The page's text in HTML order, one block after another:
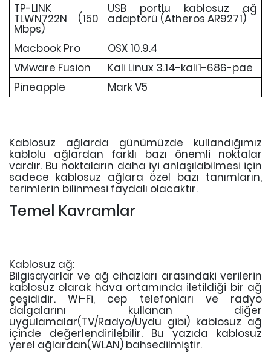
TP-LINK
TLWN722N (150
Mbps)
USB portlu kablosuz ağ
adaptörü (Atheros AR9271)
Macbook Pro
OSX 10.9.4
VMware Fusion
Kali Linux 3.14-kali1-686-pae
Pineapple
Mark V5
Kablosuz ağlarda günümüzde kullandığımız
kablolu ağlardan farklı bazı önemli noktalar
vardır. Bu noktaların daha iyi anlaşılabilmesi için
sadece kablosuz ağlara özel bazı tanımların,
terimlerin bilinmesi faydalı olacaktır.
Temel Kavramlar
Kablosuz ağ:
Bilgisayarlar ve ağ cihazları arasındaki verilerin
kablosuz olarak hava ortamında iletildiği bir ağ
çeşididir. Wi-Fi, cep telefonları ve radyo
dalgalarını kullanan diğer
uygulamalar(TV/Radyo/Uydu gibi) kablosuz ağ
içinde değerlendirilebilir. Bu yazıda kablosuz
yerel ağlardan(WLAN) bahsedilmiştir.